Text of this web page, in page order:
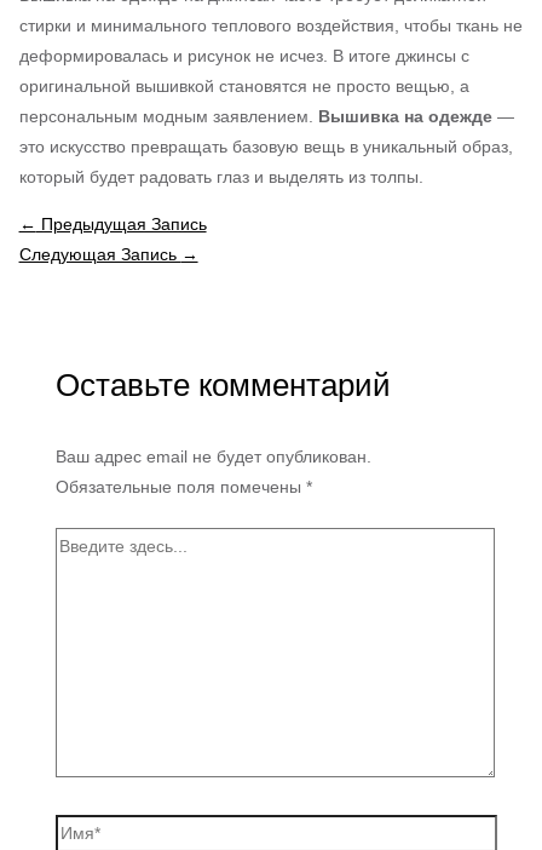
стирки и минимального теплового воздействия, чтобы ткань не
деформировалась и рисунок не исчез. В итоге джинсы с
оригинальной вышивкой становятся не просто вещью, а
персональным модным заявлением. Вышивка на одежде—
это искусство превращать базовую вещь в уникальный образ,
который будет радовать глаз и выделять из толпы.
← Предыдущая Запись
Следующая Запись →
Оставьте комментарий
Ваш адрес email не будет опубликован.
Обязательные поля помечены *